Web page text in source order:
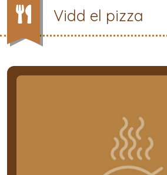
Vidd el pizza